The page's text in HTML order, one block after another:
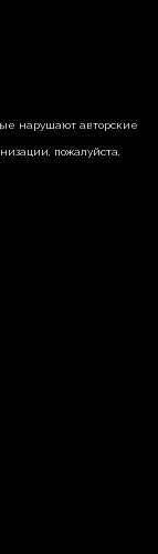
нарушают авторские
пожалуйста,